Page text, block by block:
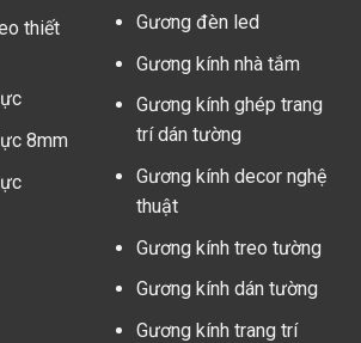
thiết
8mm
Gương đèn led
Gương kính nhà tắm
Gương kính ghép trang
trí dán tường
Gương kính decor nghệ
thuật
Gương kính treo tường
Gương kính dán tường
Gương kính trang trí